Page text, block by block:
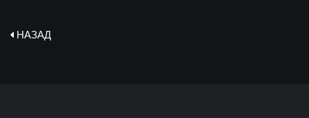
НАЗАД